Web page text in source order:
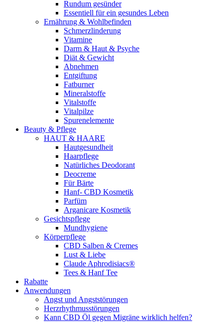
Rundum gesünder
Essentiell für ein gesundes Leben
Ernährung & Wohlbefinden
Schmerzlinderung
Vitamine
Darm & Haut & Psyche
Diät & Gewicht
Abnehmen
Entgiftung
Fatburner
Mineralstoffe
Vitalstoffe
Vitalpilze
Spurenelemente
Beauty & Pflege
HAUT & HAARE
Hautgesundheit
Haarpflege
Natürliches Deodorant
Deocreme
Für Bärte
Hanf- CBD Kosmetik
Parfüm
Arganicare Kosmetik
Gesichtspflege
Mundhygiene
Körperpflege
CBD Salben & Cremes
Lust & Liebe
Claude Aphrodisiacs®
Tees & Hanf Tee
Rabatte
Anwendungen
Angst und Angststörungen
Herzrhythmusstörungen
Kann CBD Öl gegen Migräne wirklich helfen?